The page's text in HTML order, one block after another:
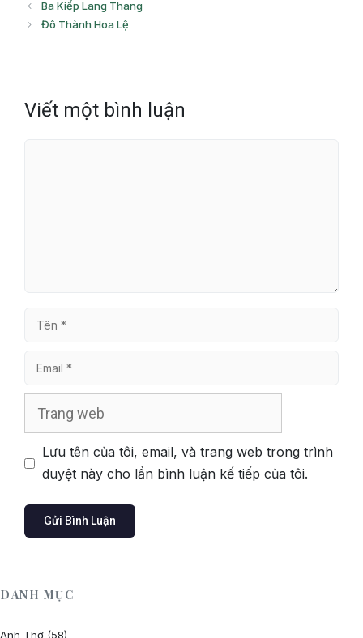
Ba Kiếp Lang Thang
Đô Thành Hoa Lệ
Viết một bình luận
Tên
Email
Lưu tên của tôi, email, và trang web trong trình
duyệt này cho lần bình luận kế tiếp của tôi.
DANH MỤC
Anh Thơ (58)